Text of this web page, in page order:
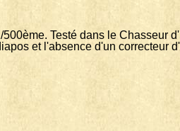
Testé dans le Chasseur
et l'absence d'un correcteur